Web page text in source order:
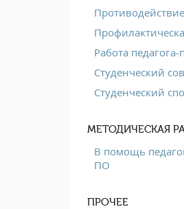
Работа педагога-
Студенческий
Студенческий
МЕТОДИЧЕСКАЯ
В помощь
ПО
ПРОЧЕЕ